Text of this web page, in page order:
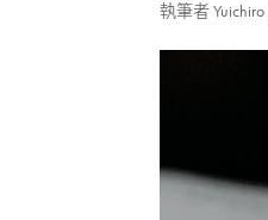
執筆者Yuichiro